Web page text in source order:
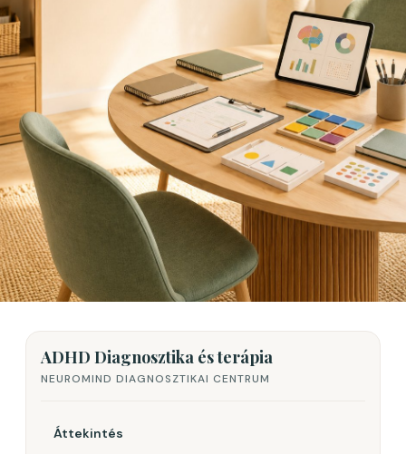
ADHD Diagnosztika és terápia
NEUROMIND DIAGNOSZTIKAI CENTRUM
Áttekintés